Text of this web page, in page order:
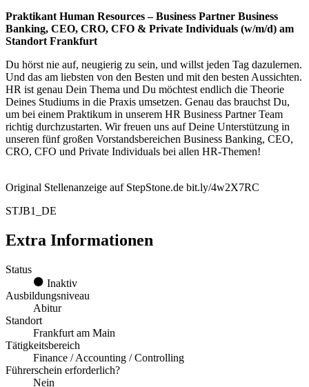
Praktikant Human Resources – Business Partner Business
Banking, CEO, CRO, CFO & Private Individuals (w/m/d) am
Standort Frankfurt
Du hörst nie auf, neugierig zu sein, und willst jeden Tag dazulernen.
Und das am liebsten von den Besten und mit den besten Aussichten.
HR ist genau Dein Thema und Du möchtest endlich die Theorie
Deines Studiums in die Praxis umsetzen. Genau das brauchst Du,
um bei einem Praktikum in unserem HR Business Partner Team
richtig durchzustarten. Wir freuen uns auf Deine Unterstützung in
unseren fünf großen Vorstandsbereichen Business Banking, CEO,
CRO, CFO und Private Individuals bei allen HR-Themen!
Original Stellenanzeige auf StepStone.de bit.ly/4w2X7RC
STJB1_DE
Extra Informationen
Status
Inaktiv
Ausbildungsniveau
Abitur
Standort
Frankfurt am Main
Tätigkeitsbereich
Finance / Accounting / Controlling
Führerschein erforderlich?
Nein